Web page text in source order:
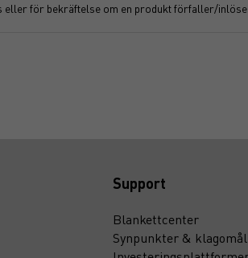
eller för bekräftelse om en produkt förfaller/
Support
Blankettcenter
Synpunkter & klagomål